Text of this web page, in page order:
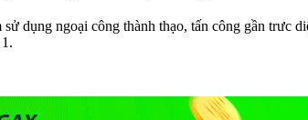
dụng ngoại công thành thạo, tấn công gần trưc